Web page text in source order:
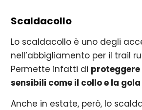
Scaldacollo
Lo scaldacollo è uno degli
nell’abbigliamento per il trail
Permette infatti di proteggere
sensibili come il collo e la
Anche in estate, però, lo